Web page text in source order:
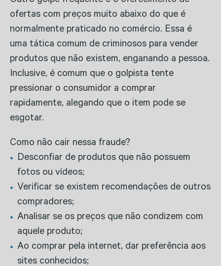
ofertas com preços muito abaixo do que é
normalmente praticado no comércio. Essa é
uma tática comum de criminosos para vender
produtos que não existem, enganando a pessoa.
Inclusive, é comum que o golpista tente
pressionar o consumidor a comprar
rapidamente, alegando que o item pode se
esgotar.
Como não cair nessa fraude?
Desconfiar de produtos que não possuem
fotos ou vídeos;
Verificar se existem recomendações de outros
compradores;
Analisar se os preços que não condizem com
aquele produto;
Ao comprar pela internet, dar preferência aos
sites conhecidos;